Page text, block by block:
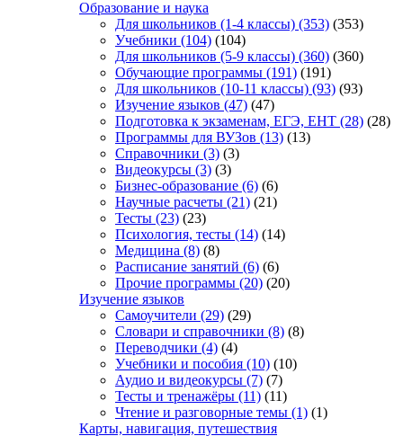
Образование и наука
Для школьников (1-4 классы) (353) (353)
Учебники (104) (104)
Для школьников (5-9 классы) (360) (360)
Обучающие программы (191) (191)
Для школьников (10-11 классы) (93) (93)
Изучение языков (47) (47)
Подготовка к экзаменам, ЕГЭ, ЕНТ (28) (28)
Программы для ВУЗов (13) (13)
Справочники (3) (3)
Видеокурсы (3) (3)
Бизнес-образование (6) (6)
Научные расчеты (21) (21)
Тесты (23) (23)
Психология, тесты (14) (14)
Медицина (8) (8)
Расписание занятий (6) (6)
Прочие программы (20) (20)
Изучение языков
Самоучители (29) (29)
Словари и справочники (8) (8)
Переводчики (4) (4)
Учебники и пособия (10) (10)
Аудио и видеокурсы (7) (7)
Тесты и тренажёры (11) (11)
Чтение и разговорные темы (1) (1)
Карты, навигация, путешествия